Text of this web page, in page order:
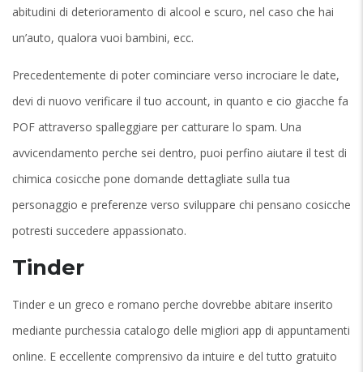
abitudini di deterioramento di alcool e scuro, nel caso che hai
un’auto, qualora vuoi bambini, ecc.
Precedentemente di poter cominciare verso incrociare le date,
devi di nuovo verificare il tuo account, in quanto e cio giacche fa
POF attraverso spalleggiare per catturare lo spam. Una
avvicendamento perche sei dentro, puoi perfino aiutare il test di
chimica cosicche pone domande dettagliate sulla tua
personaggio e preferenze verso sviluppare chi pensano cosicche
potresti succedere appassionato.
Tinder
Tinder e un greco e romano perche dovrebbe abitare inserito
mediante purchessia catalogo delle migliori app di appuntamenti
online. E eccellente comprensivo da intuire e del tutto gratuito